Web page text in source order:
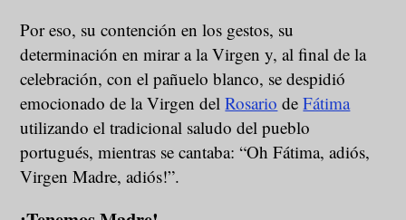
Por eso, su contención en los gestos, su
determinación en mirar a la Virgen y, al final de la
celebración, con el pañuelo blanco, se despidió
emocionado de la Virgen delRosario deFátima
utilizando el tradicional saludo del pueblo
portugués, mientras se cantaba: “Oh Fátima, adiós,
Virgen Madre, adiós!”.